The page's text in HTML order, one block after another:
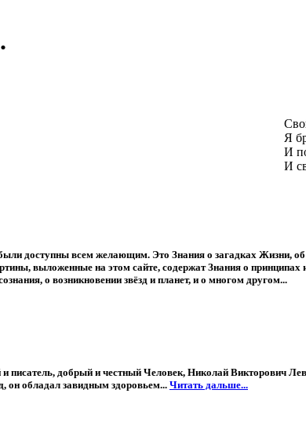
Я
И
И
доступны всем желающим. Это Знания о загадках Жизни,
выложенные на этом сайте, содержат Знания о
о возникновении звёзд и планет, и о многом другом...
писатель, добрый и честный Человек,Николай Викторович
он обладал завидным здоровьем... Читать дальше...